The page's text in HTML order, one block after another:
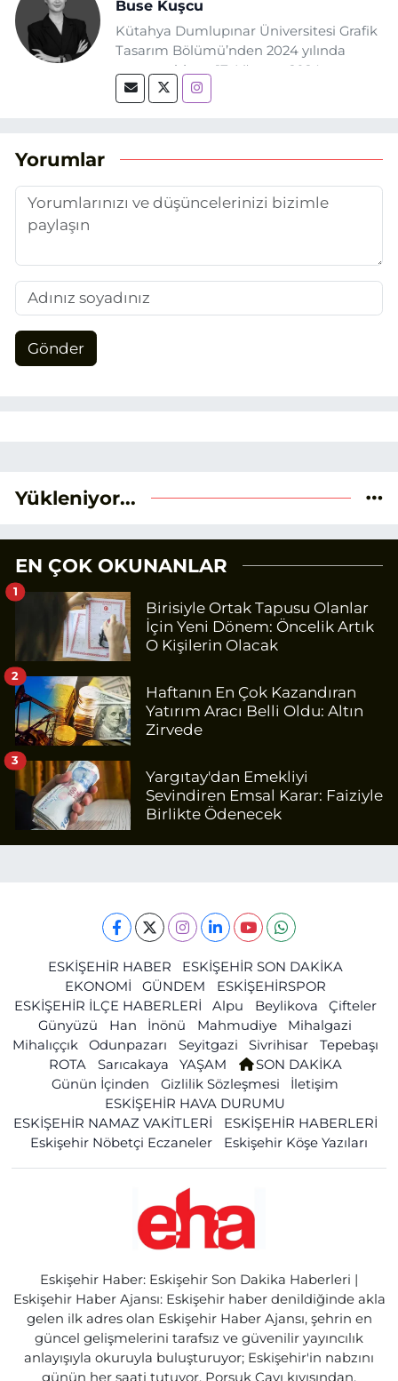
Buse Kuşcu
Kütahya Dumlupınar Üniversitesi Grafik
Tasarım Bölümü’nden 2024 yılında
mezun oldum. 17 Ağustos 2024
tarihinde, Grafik Tasarım alanında staj
adım attım.
Yorumlar
Gönder
Yükleniyor...
EN ÇOK OKUNANLAR
Birisiyle Ortak Tapusu Olanlar
İçin Yeni Dönem: Öncelik Artık
O Kişilerin Olacak
1
Haftanın En Çok Kazandıran
Yatırım Aracı Belli Oldu: Altın
Zirvede
2
Yargıtay'dan Emekliyi
Sevindiren Emsal Karar: Faiziyle
Birlikte Ödenecek
3
ESKİŞEHİR HABER
ESKİŞEHİR SON DAKİKA
EKONOMİ
GÜNDEM
ESKİŞEHİRSPOR
ESKİŞEHİR İLÇE HABERLERİ
Alpu Beylikova
Çifteler
Günyüzü
Han İnönü Mahmudiye
Mihalgazi
Mihalıççık
Odunpazarı Seyitgazi Sivrihisar
Tepebaşı
ROTA
Sarıcakaya YAŞAM
SON DAKİKA
Günün İçinden
Gizlilik Sözleşmesi
İletişim
ESKİŞEHİR HAVA DURUMU
ESKİŞEHİR NAMAZ VAKİTLERİ
ESKİŞEHİR HABERLERİ
Eskişehir Nöbetçi Eczaneler
Eskişehir Köşe Yazıları
Eskişehir Haber: Eskişehir Son Dakika Haberleri |
Eskişehir Haber Ajansı: Eskişehir haber denildiğinde akla
gelen ilk adres olan Eskişehir Haber Ajansı, şehrin en
güncel gelişmelerini tarafsız ve güvenilir yayıncılık
anlayışıyla okuruyla buluşturuyor; Eskişehir'in nabzını
günün her saati tutuyor. Porsuk Çayı kıyısından,